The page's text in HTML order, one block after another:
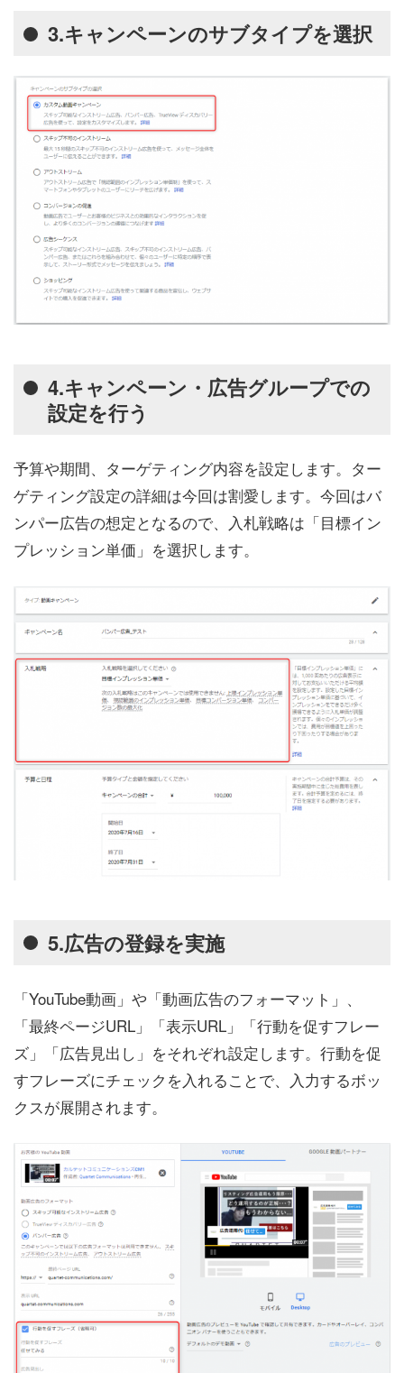
3.キャンペーンのサブタイプを選択
4.キャンペーン・広告グループでの
設定を行う
予算や期間、ターゲティング内容を設定します。ター
ゲティング設定の詳細は今回は割愛します。今回はバ
ンパー広告の想定となるので、入札戦略は「目標イン
プレッション単価」を選択します。
5.広告の登録を実施
「YouTube動画」や「動画広告のフォーマット」、
「最終ページURL」「表示URL」「行動を促すフレー
ズ」「広告見出し」をそれぞれ設定します。行動を促
すフレーズにチェックを入れることで、入力するボッ
クスが展開されます。